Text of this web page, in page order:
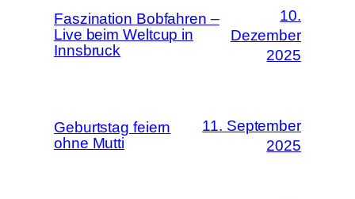
Faszination Bobfahren –
Live beim Weltcup in
Innsbruck
10.
Dezember
2025
Geburtstag feiern
ohne Mutti
11. September
2025